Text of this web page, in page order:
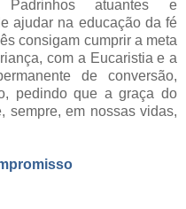
atuantes e
ajudar na educação da fé
consigam cumprir a meta
com a Eucaristia e a
de conversão,
pedindo que a graça do
sempre, em nossas vidas,